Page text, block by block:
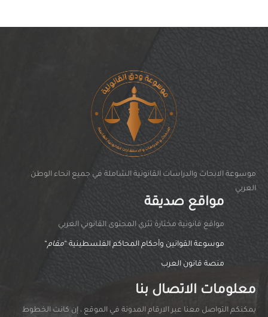
موسوعة الابحاث والدراسات القانونية الشاملة في جميع انحاء الوطن
العربي
مواقع صديقة
مواقغ قانونية مختارة تثري المحتوى القانوني العربي
موسوعة القوانين وأحكام المحاكم الفلسطينية “مقام“
منصة قانون العرب
معلومات الاتصال بنا
يمكنكم التواصل معنا عبر الارقام المدونة في الموقع ، إن كانت الخطوط